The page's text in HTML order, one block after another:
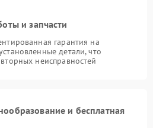
и запчасти
гарантия на
детали, что
неисправностей
и бесплатная